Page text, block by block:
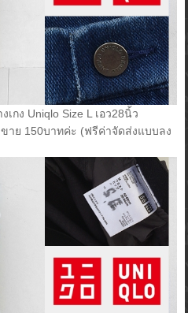
กง Uniqlo Size L เอว28นิ้ว
าย 150บาทค่ะ (ฟรีค่าจัดส่งแบบลง